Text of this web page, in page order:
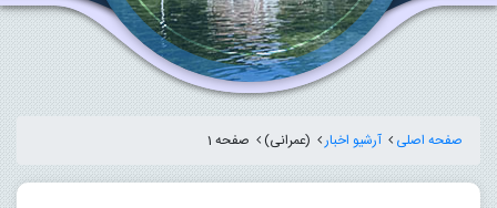
صفحه اصلی آرشیو اخبار (عمرانی) صفحه 1